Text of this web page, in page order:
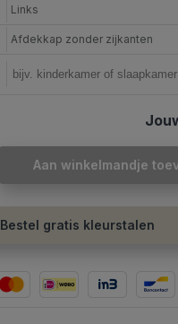
Links
Afdekkap zonder zijkanten
Aan winkelmandje
Bestel gratis kleurstalen